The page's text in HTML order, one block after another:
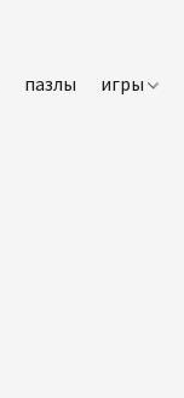
пазлы игры